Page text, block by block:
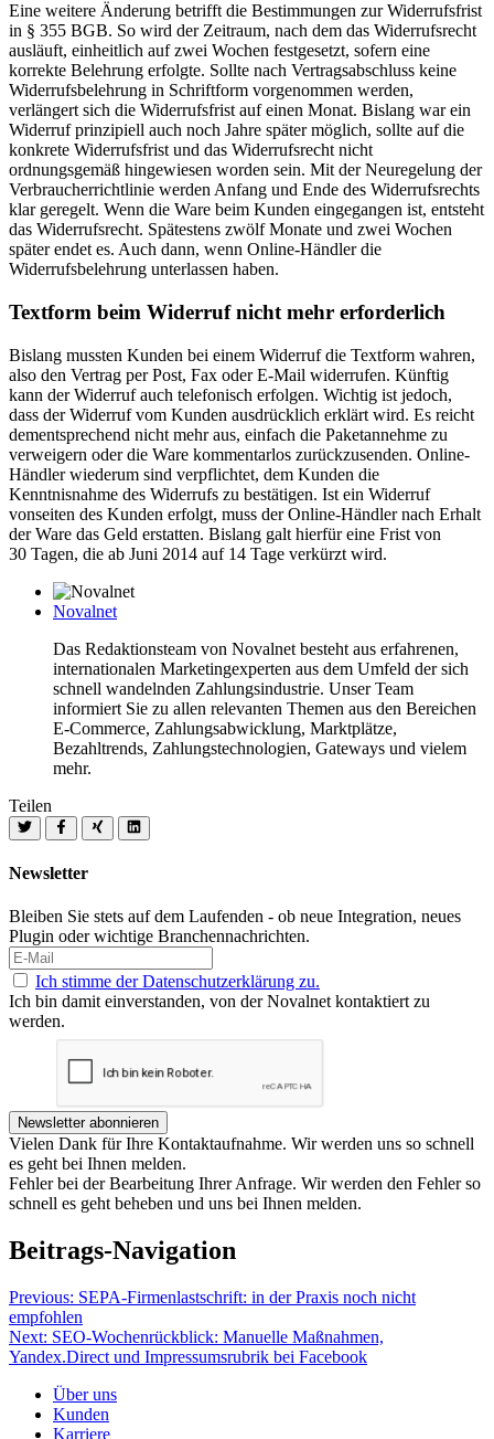
Eine weitere Änderung betrifft die Bestimmungen zur Widerrufsfrist
in § 355 BGB. So wird der Zeitraum, nach dem das Widerrufsrecht
ausläuft, einheitlich auf zwei Wochen festgesetzt, sofern eine
korrekte Belehrung erfolgte. Sollte nach Vertragsabschluss keine
Widerrufsbelehrung in Schriftform vorgenommen werden,
verlängert sich die Widerrufsfrist auf einen Monat. Bislang war ein
Widerruf prinzipiell auch noch Jahre später möglich, sollte auf die
konkrete Widerrufsfrist und das Widerrufsrecht nicht
ordnungsgemäß hingewiesen worden sein. Mit der Neuregelung der
Verbraucherrichtlinie werden Anfang und Ende des Widerrufsrechts
klar geregelt. Wenn die Ware beim Kunden eingegangen ist, entsteht
das Widerrufsrecht. Spätestens zwölf Monate und zwei Wochen
später endet es. Auch dann, wenn Online-Händler die
Widerrufsbelehrung unterlassen haben.
Textform beim Widerruf nicht mehr erforderlich
Bislang mussten Kunden bei einem Widerruf die Textform wahren,
also den Vertrag per Post, Fax oder E-Mail widerrufen. Künftig
kann der Widerruf auch telefonisch erfolgen. Wichtig ist jedoch,
dass der Widerruf vom Kunden ausdrücklich erklärt wird. Es reicht
dementsprechend nicht mehr aus, einfach die Paketannehme zu
verweigern oder die Ware kommentarlos zurückzusenden. Online-
Händler wiederum sind verpflichtet, dem Kunden die
Kenntnisnahme des Widerrufs zu bestätigen. Ist ein Widerruf
vonseiten des Kunden erfolgt, muss der Online-Händler nach Erhalt
der Ware das Geld erstatten. Bislang galt hierfür eine Frist von
30 Tagen, die ab Juni 2014 auf 14 Tage verkürzt wird.
Novalnet
Das Redaktionsteam von Novalnet besteht aus erfahrenen,
internationalen Marketingexperten aus dem Umfeld der sich
schnell wandelnden Zahlungsindustrie. Unser Team
informiert Sie zu allen relevanten Themen aus den Bereichen
E-Commerce, Zahlungsabwicklung, Marktplätze,
Bezahltrends, Zahlungstechnologien, Gateways und vielem
mehr.
Teilen
Newsletter
Bleiben Sie stets auf dem Laufenden - ob neue Integration, neues
Plugin oder wichtige Branchennachrichten.
Ich stimme der Datenschutzerklärung zu.
Ich bin damit einverstanden, von der Novalnet kontaktiert zu
werden.
Newsletter abonnieren
Vielen Dank für Ihre Kontaktaufnahme. Wir werden uns so schnell
es geht bei Ihnen melden.
Fehler bei der Bearbeitung Ihrer Anfrage. Wir werden den Fehler so
schnell es geht beheben und uns bei Ihnen melden.
Beitrags-Navigation
Previous: SEPA-Firmenlastschrift: in der Praxis noch nicht
empfohlen
Next: SEO-Wochenrückblick: Manuelle Maßnahmen,
Yandex.Direct und Impressumsrubrik bei Facebook
Über uns
Kunden
Karriere